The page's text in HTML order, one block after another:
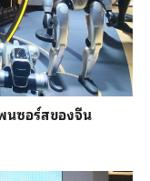
นซอร์สของจีน